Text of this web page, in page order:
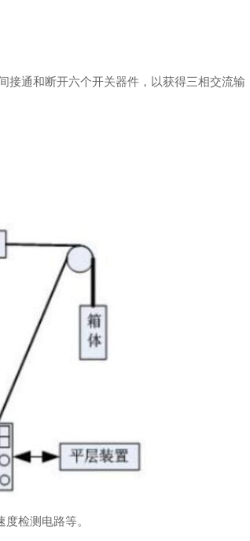
接通和断开六个开关器件，以获得三相交流输
检测电路等。